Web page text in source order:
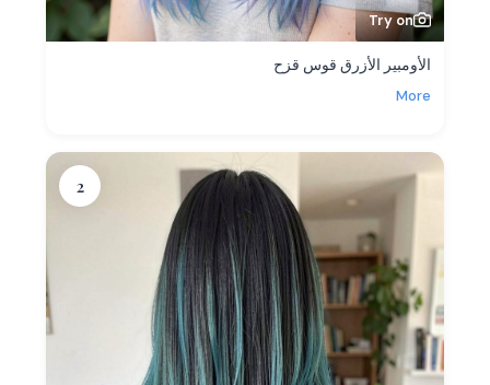
Try on
الأومبير الأزرق قوس قزح
More
2